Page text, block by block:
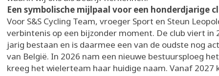
Een symbolische mijlpaal voor een honderdjarige
Voor S&S Cycling Team, vroeger Sport en Steun
verbintenis op een bijzonder moment. De club viert in
jarig bestaan en is daarmee een van de oudste nog
van België. In 2026 nam een nieuwe bestuursploeg
kreeg het wielerteam haar huidige naam. Vanaf 2027